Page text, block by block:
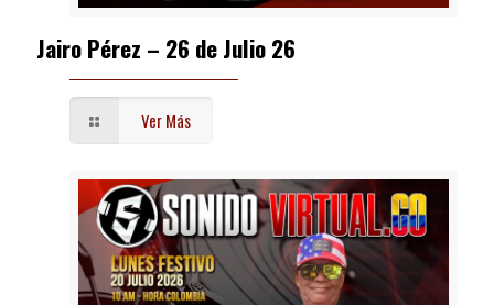
Jairo Pérez – 26 de Julio 26
Ver Más